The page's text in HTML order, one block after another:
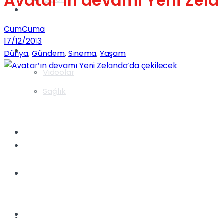
Videolar
Gündem
Yaşam
Sağlık
CumCuma
17/12/2013
Dünya,Gündem,Sinema,Yaşam